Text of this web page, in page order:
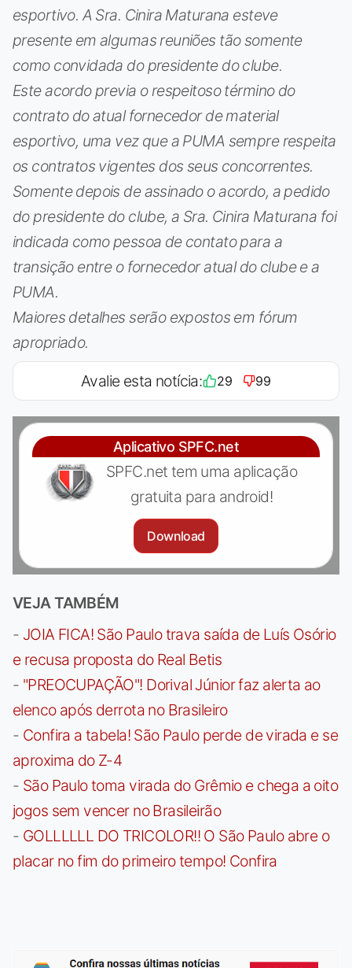
esportivo. A Sra. Cinira Maturana esteve
presente em algumas reuniões tão somente
como convidada do presidente do clube.
Este acordo previa o respeitoso término do
contrato do atual fornecedor de material
esportivo, uma vez que a PUMA sempre respeita
os contratos vigentes dos seus concorrentes.
Somente depois de assinado o acordo, a pedido
do presidente do clube, a Sra. Cinira Maturana foi
indicada como pessoa de contato para a
transição entre o fornecedor atual do clube e a
PUMA.
Maiores detalhes serão expostos em fórum
apropriado.
Avalie esta notícia: 29 99
Aplicativo SPFC.net
SPFC.net tem uma aplicação
gratuita para android!
Download
VEJA TAMBÉM
- JOIA FICA! São Paulo trava saída de Luís Osório
e recusa proposta do Real Betis
- "PREOCUPAÇÃO"! Dorival Júnior faz alerta ao
elenco após derrota no Brasileiro
- Confira a tabela! São Paulo perde de virada e se
aproxima do Z-4
- São Paulo toma virada do Grêmio e chega a oito
jogos sem vencer no Brasileirão
- GOLLLLLL DO TRICOLOR!! O São Paulo abre o
placar no fim do primeiro tempo! Confira